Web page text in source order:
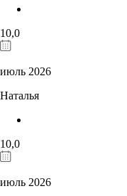
10,0
июль 2026
Наталья
10,0
июль 2026